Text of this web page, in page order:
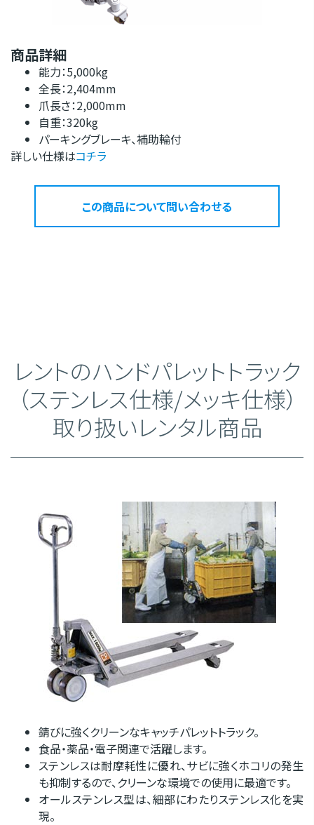
商品詳細
能力：5,000kg
全長：2,404mm
爪長さ：2,000mm
自重：320kg
パーキングブレーキ、補助輪付
詳しい仕様はコチラ
この商品について問い合わせる
レントのハンドパレットトラック
（ステンレス仕様/メッキ仕様）
取り扱いレンタル商品
錆びに強くクリーンなキャッチパレットトラック。
食品・薬品・電子関連で活躍します。
ステンレスは耐摩耗性に優れ、サビに強くホコリの発生
も抑制するので、クリーンな環境での使用に最適です。
オールステンレス型は、細部にわたりステンレス化を実
現。